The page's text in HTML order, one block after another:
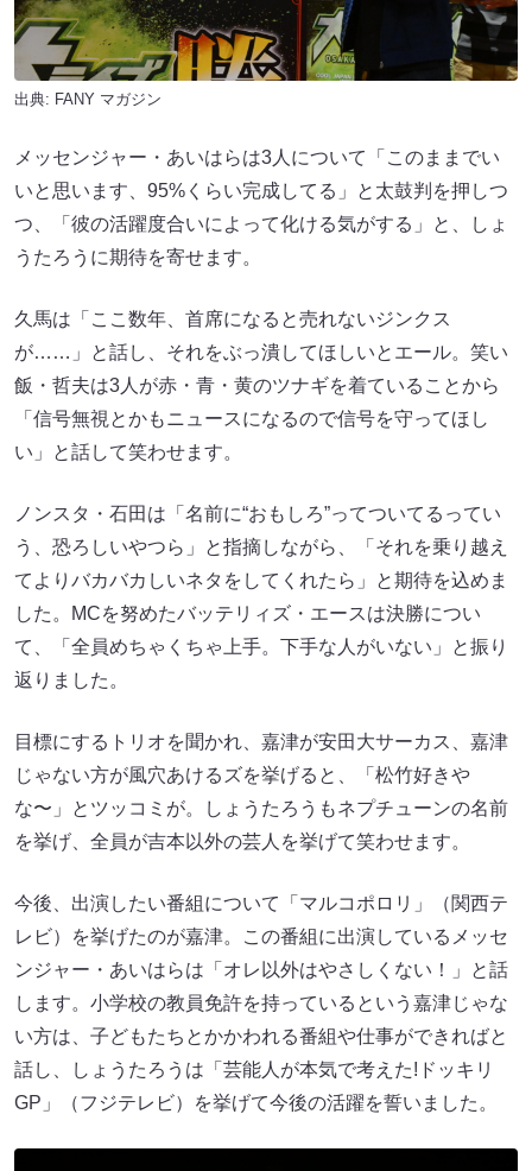
出典: FANY マガジン
メッセンジャー・あいはらは3人について「このままでい
いと思います、95%くらい完成してる」と太鼓判を押しつ
つ、「彼の活躍度合いによって化ける気がする」と、しょ
うたろうに期待を寄せます。
久馬は「ここ数年、首席になると売れないジンクス
が……」と話し、それをぶっ潰してほしいとエール。笑い
飯・哲夫は3人が赤・青・黄のツナギを着ていることから
「信号無視とかもニュースになるので信号を守ってほし
い」と話して笑わせます。
ノンスタ・石田は「名前に“おもしろ”ってついてるってい
う、恐ろしいやつら」と指摘しながら、「それを乗り越え
てよりバカバカしいネタをしてくれたら」と期待を込めま
した。MCを努めたバッテリィズ・エースは決勝につい
て、「全員めちゃくちゃ上手。下手な人がいない」と振り
返りました。
目標にするトリオを聞かれ、嘉津が安田大サーカス、嘉津
じゃない方が風穴あけるズを挙げると、「松竹好きや
な〜」とツッコミが。しょうたろうもネプチューンの名前
を挙げ、全員が吉本以外の芸人を挙げて笑わせます。
今後、出演したい番組について「マルコポロリ」（関西テ
レビ）を挙げたのが嘉津。この番組に出演しているメッセ
ンジャー・あいはらは「オレ以外はやさしくない！」と話
します。小学校の教員免許を持っているという嘉津じゃな
い方は、子どもたちとかかわれる番組や仕事ができればと
話し、しょうたろうは「芸能人が本気で考えた!ドッキリ
GP」（フジテレビ）を挙げて今後の活躍を誓いました。